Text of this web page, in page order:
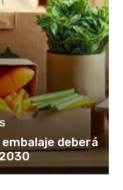
deberá